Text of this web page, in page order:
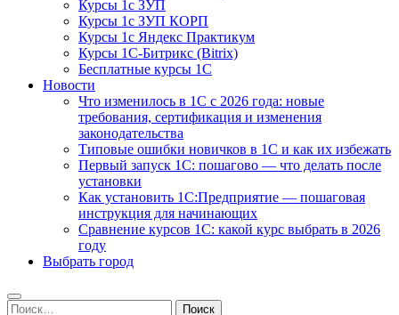
Курсы 1с ЗУП
Курсы 1с ЗУП КОРП
Курсы 1с Яндекс Практикум
Курсы 1С-Битрикс (Bitrix)
Бесплатные курсы 1С
Новости
Что изменилось в 1С с 2026 года: новые
требования, сертификация и изменения
законодательства
Типовые ошибки новичков в 1С и как их избежать
Первый запуск 1С: пошагово — что делать после
установки
Как установить 1С:Предприятие — пошаговая
инструкция для начинающих
Сравнение курсов 1С: какой курс выбрать в 2026
году
Выбрать город
Найти: